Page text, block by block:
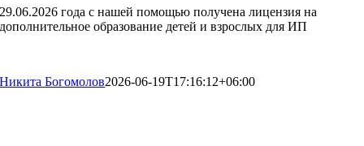
29.06.2026 года с нашей помощью получена лицензия на
дополнительное образование детей и взрослых для ИП
Никита Богомолов2026-06-19T17:16:12+06:00